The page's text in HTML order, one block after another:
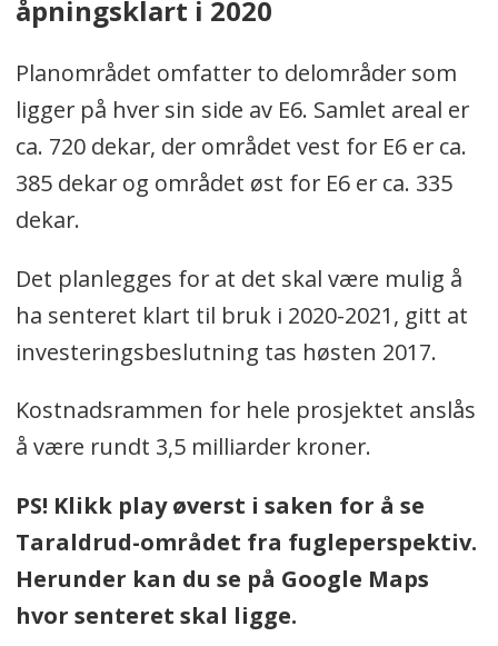
åpningsklart i 2020
Planområdet omfatter to delområder som
ligger på hver sin side av E6. Samlet areal er
ca. 720 dekar, der området vest for E6 er ca.
385 dekar og området øst for E6 er ca. 335
dekar.
Det planlegges for at det skal være mulig å
ha senteret klart til bruk i 2020-2021, gitt at
investeringsbeslutning tas høsten 2017.
Kostnadsrammen for hele prosjektet anslås
å være rundt 3,5 milliarder kroner.
PS! Klikk play øverst i saken for å se
Taraldrud-området fra fugleperspektiv.
Herunder kan du se på Google Maps
hvor senteret skal ligge.